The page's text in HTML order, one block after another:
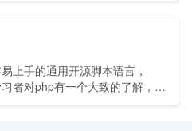
上手的通用开源脚本语言，
者对php有一个大致的了解，并